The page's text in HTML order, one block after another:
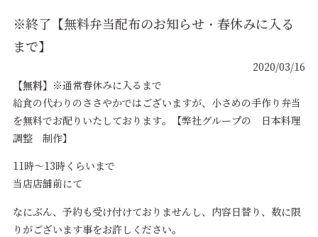
※終了【無料弁当配布のお知らせ・春休みに入る
まで】
2020/03/16
【無料】 ※通常春休みに入るまで
給食の代わりのささやかではございますが、小さめの手作り弁当
を無料でお配りいたしております。【弊社グループの 日本料理
調整 制作】
11時～13時くらいまで
当店店舗前にて
なにぶん、予約も受け付けておりませんし、内容日替り、数に限
りがございます事をお許しください。